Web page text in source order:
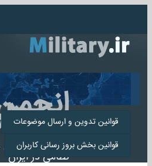
انجمن
نظامی در ایران
قوانین تدوین و ارسال موضوعات
قوانین بخش بروز رسانی کاربران